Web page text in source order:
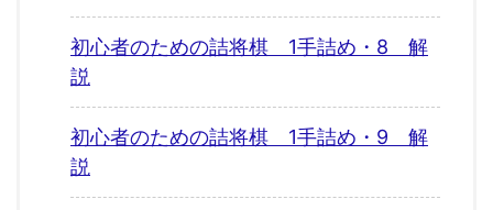
初心者のための詰将棋 1手詰め・8 解
説
初心者のための詰将棋 1手詰め・9 解
説